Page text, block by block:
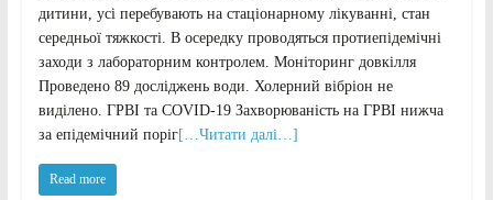
дитини, усі перебувають на стаціонарному лікуванні, стан
середньої тяжкості. В осередку проводяться протиепідемічні
заходи з лабораторним контролем. Моніторинг довкілля
Проведено 89 досліджень води. Холерний вібріон не
виділено. ГРВІ та COVID-19 Захворюваність на ГРВІ нижча
за епідемічний поріг[…Читати далі…]
Read more